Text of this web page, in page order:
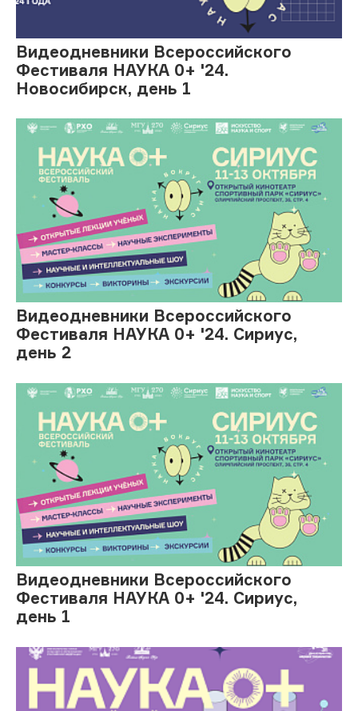
Видеодневники Всероссийского
Фестиваля НАУКА 0+ '24.
Новосибирск, день 1
Видеодневники Всероссийского
Фестиваля НАУКА 0+ '24. Сириус,
день 2
Видеодневники Всероссийского
Фестиваля НАУКА 0+ '24. Сириус,
день 1